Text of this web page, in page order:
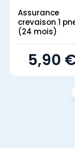
Assurance
crevaison 1
(24 mois)
5,90